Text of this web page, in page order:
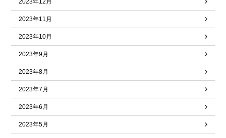
2023年12月
2023年11月
2023年10月
2023年9月
2023年8月
2023年7月
2023年6月
2023年5月